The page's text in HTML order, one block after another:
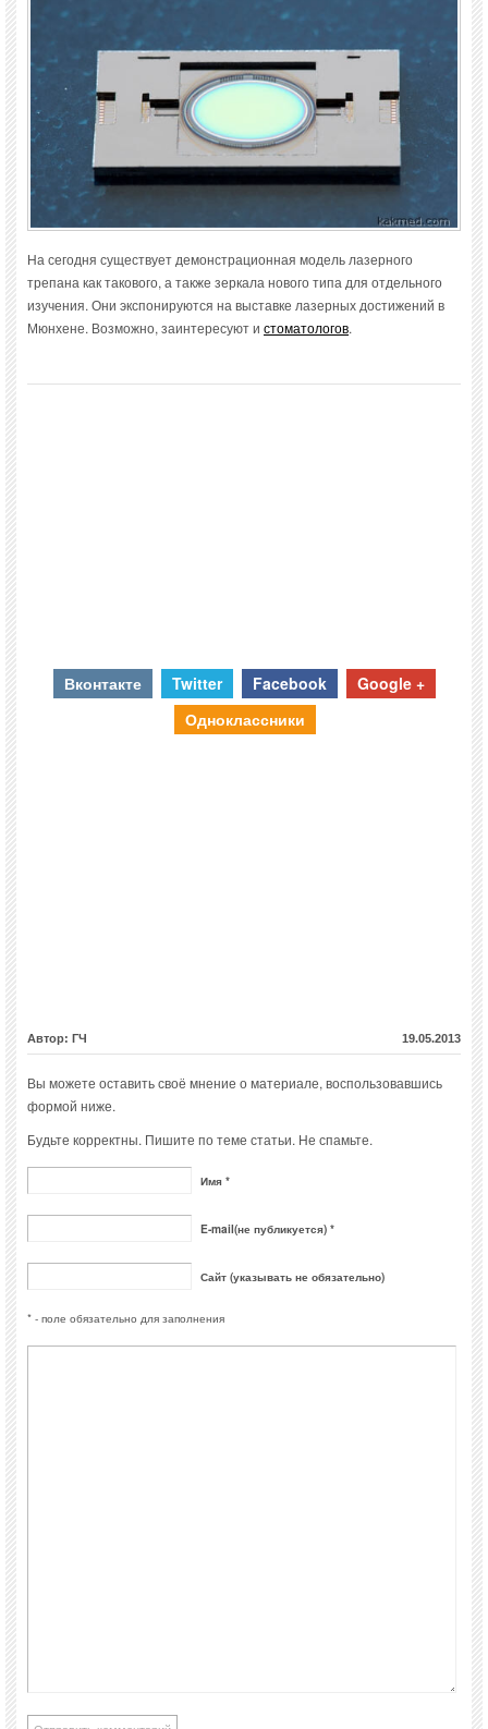
На сегодня существует демонстрационная модель лазерного
трепана как такового, а также зеркала нового типа для отдельного
изучения. Они экспонируются на выставке лазерных достижений в
Мюнхене. Возможно, заинтересуют и стоматологов.
Вконтакте Twitter Facebook
Google +
Одноклассники
Автор: ГЧ 19.05.2013
Вы можете оставить своё мнение о материале, воспользовавшись
формой ниже.
Будьте корректны. Пишите по теме статьи. Не спамьте.
Имя *
E-mail(не публикуется) *
Сайт (указывать не обязательно)
* - поле обязательно для заполнения